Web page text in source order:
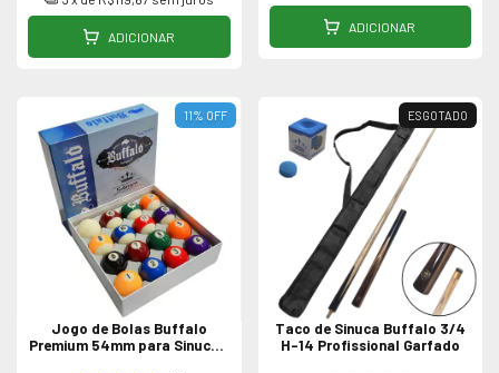
ADICIONAR
ADICIONAR
11% OFF
Jogo de Bolas Buffalo
Premium 54mm para Sinuca /
ESGOTADO
Taco de Sinuca Buffalo 3/4
H-14 Profissional Garfado